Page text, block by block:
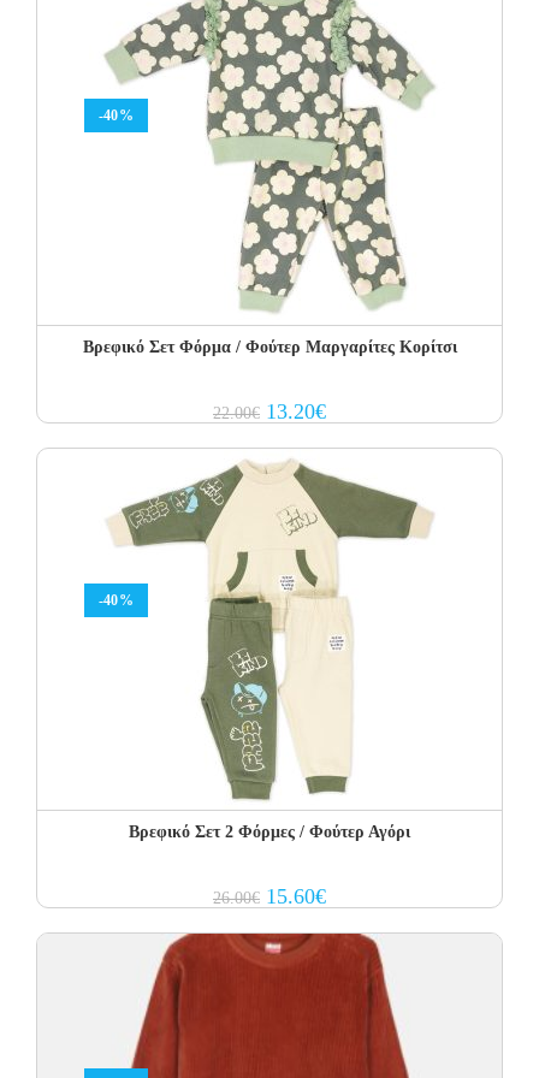
-40%
Βρεφικό Σετ Φόρμα / Φούτερ Μαργαρίτες Κορίτσι
22.00€ Original
price
22.00€.
13.20€Current
price
-40%
Βρεφικό Σετ 2 Φόρμες / Φούτερ Αγόρι
26.00€ Original
price
26.00€.
15.60€Current
price
15.60€.